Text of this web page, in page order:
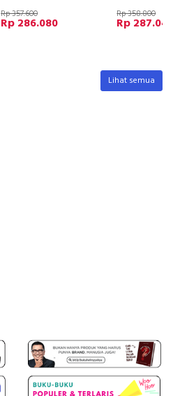
Rp 357.600
Rp 286.080
Rp 358.800
Rp
Lihat semua